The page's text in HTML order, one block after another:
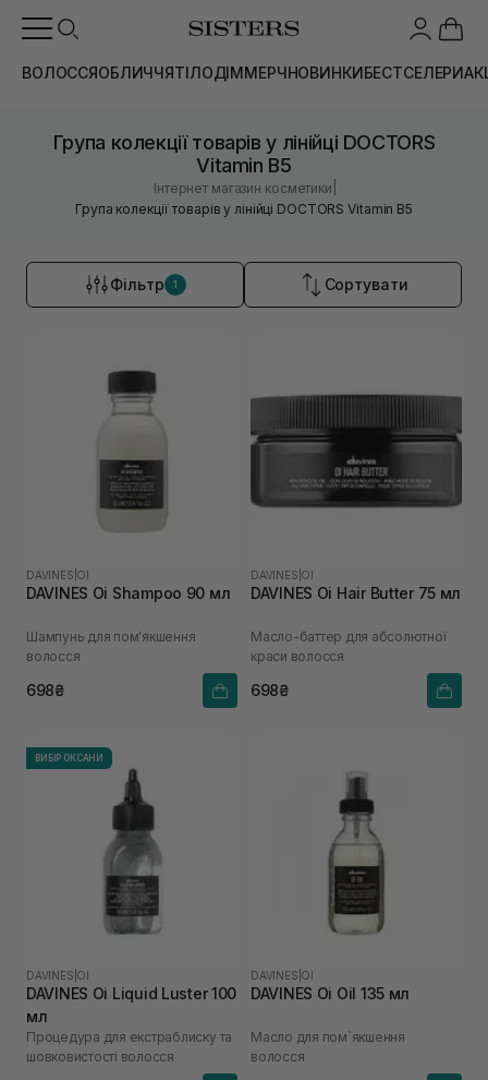
ВОЛОССЯОБЛИЧЧЯТІЛОДІММЕРЧНОВИНКИБЕСТСЕЛЕРИ
Група колекції товарів у лінійці DOCTORS
Vitamin B5
Інтернет магазин косметики
Група колекції товарів у лінійці DOCTORS Vitamin B5
Фільтр 1 Сортувати
DAVINES OI
DAVINES Oi Shampoo 90 мл
Шампунь для пом'якшення
волосся
698₴
DAVINES OI
DAVINES Oi Hair Butter 75 мл
Масло-баттер для абсолютної
краси волосся
698₴
ВИБІР ОКСАНИ
DAVINES OI
DAVINES Oi Liquid Luster 100
мл
Процедура для екстраблиску та
шовковистості волосся
DAVINES OI
DAVINES Oi Oil 135 мл
Масло для пом`якшення
волосся